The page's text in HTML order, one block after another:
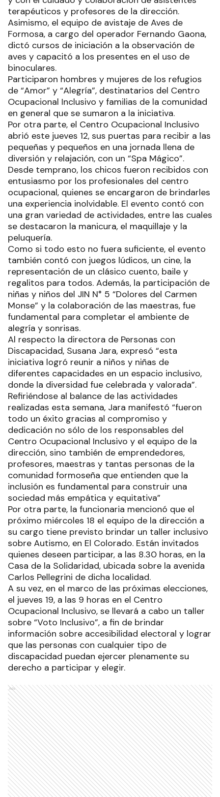
terapéuticos y profesores de la dirección.
Asimismo, el equipo de avistaje de Aves de
Formosa, a cargo del operador Fernando Gaona,
dictó cursos de iniciación a la observación de
aves y capacitó a los presentes en el uso de
binoculares.
Participaron hombres y mujeres de los refugios
de “Amor” y “Alegría”, destinatarios del Centro
Ocupacional Inclusivo y familias de la comunidad
en general que se sumaron a la iniciativa.
Por otra parte, el Centro Ocupacional Inclusivo
abrió este jueves 12, sus puertas para recibir a las
pequeñas y pequeños en una jornada llena de
diversión y relajación, con un “Spa Mágico”.
Desde temprano, los chicos fueron recibidos con
entusiasmo por los profesionales del centro
ocupacional, quienes se encargaron de brindarles
una experiencia inolvidable. El evento contó con
una gran variedad de actividades, entre las cuales
se destacaron la manicura, el maquillaje y la
peluquería.
Como si todo esto no fuera suficiente, el evento
también contó con juegos lúdicos, un cine, la
representación de un clásico cuento, baile y
regalitos para todos. Además, la participación de
niñas y niños del JIN N° 5 “Dolores del Carmen
Monse” y la colaboración de las maestras, fue
fundamental para completar el ambiente de
alegría y sonrisas.
Al respecto la directora de Personas con
Discapacidad, Susana Jara, expresó “esta
iniciativa logró reunir a niños y niñas de
diferentes capacidades en un espacio inclusivo,
donde la diversidad fue celebrada y valorada”.
Refiriéndose al balance de las actividades
realizadas esta semana, Jara manifestó “fueron
todo un éxito gracias al compromiso y
dedicación no sólo de los responsables del
Centro Ocupacional Inclusivo y el equipo de la
dirección, sino también de emprendedores,
profesores, maestras y tantas personas de la
comunidad formoseña que entienden que la
inclusión es fundamental para construir una
sociedad más empática y equitativa”
Por otra parte, la funcionaria mencionó que el
próximo miércoles 18 el equipo de la dirección a
su cargo tiene previsto brindar un taller inclusivo
sobre Autismo, en El Colorado. Están invitados
quienes deseen participar, a las 8.30 horas, en la
Casa de la Solidaridad, ubicada sobre la avenida
Carlos Pellegrini de dicha localidad.
A su vez, en el marco de las próximas elecciones,
el jueves 19, a las 9 horas en el Centro
Ocupacional Inclusivo, se llevará a cabo un taller
sobre “Voto Inclusivo”, a fin de brindar
información sobre accesibilidad electoral y lograr
que las personas con cualquier tipo de
discapacidad puedan ejercer plenamente su
derecho a participar y elegir.
Ads